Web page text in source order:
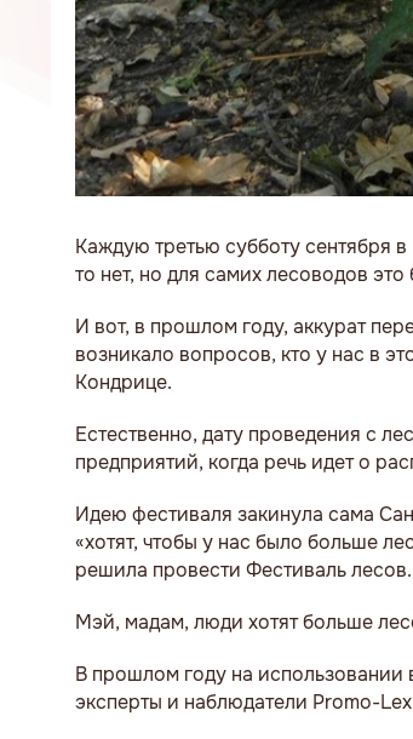
Каждую третью субботу сентября
то нет, но для самих лесоводов
И вот, в прошлом году, аккурат
возникало вопросов, кто у нас в
Кондрице.
Естественно, дату проведения с
предприятий, когда речь идет о
Идею фестиваля закинула сама
«хотят, чтобы у нас было больше
решила провести Фестиваль лесов.
Мэй, мадам, люди хотят больше
В прошлом году на
эксперты и наблюдатели Promo-